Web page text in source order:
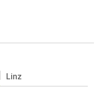
Linz